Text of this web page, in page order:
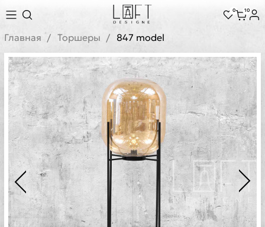
0 10
Главная Торшеры 847 model